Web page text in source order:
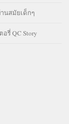
นสมัยเด็กๆ
รี่ QC Story